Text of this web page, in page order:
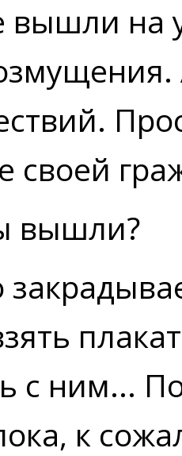
вышли на
своей
вышли?
с ним...
к